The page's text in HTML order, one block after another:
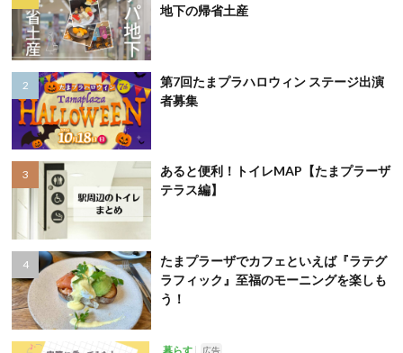
地下の帰省土産
第7回たまプラハロウィン ステージ出演
者募集
あると便利！トイレMAP【たまプラーザ
テラス編】
たまプラーザでカフェといえば『ラテグ
ラフィック』至福のモーニングを楽しも
う！
暮らす 広告